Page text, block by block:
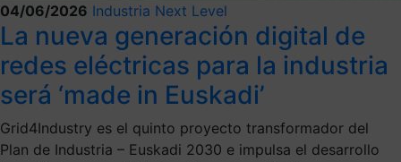
04/06/2026 Industria Next Level
La nueva generación digital de
redes eléctricas para la industria
será ‘made in Euskadi’
Grid4Industry es el quinto proyecto transformador del
Plan de Industria – Euskadi 2030 e impulsa el desarrollo